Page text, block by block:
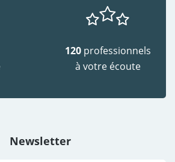
120 professionnels
à votre écoute
Newsletter